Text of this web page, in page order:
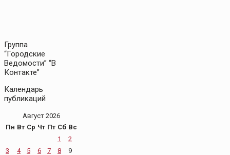
Группа
“Городские
Ведомости” “В
Контакте”
Календарь
публикаций
Август 2026
Пн Вт Ср Чт Пт Сб Вс
1
2
3
4 5 6 7 8
9